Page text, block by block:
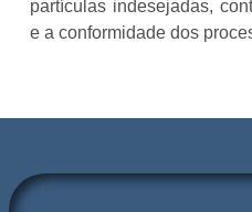
partículas indesejadas,
e a conformidade dos